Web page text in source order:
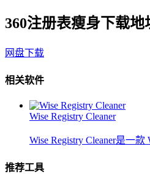
360注册表瘦身下载地
网盘下载
相关软件
Wise Registry Cleaner
Wise Registry Cleaner是一
推荐工具